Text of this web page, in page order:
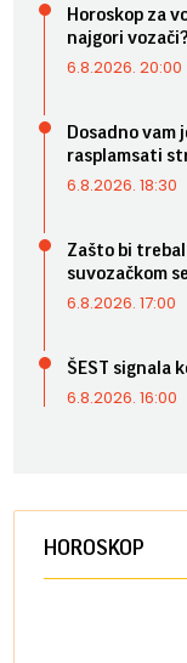
Horoskop za
najgori vozači?
6.8.2026. 20:00
Dosadno vam
rasplamsati
6.8.2026. 18:30
Zašto bi
suvozačkom
6.8.2026. 17:00
ŠEST signala
6.8.2026. 16:00
HOROSKOP